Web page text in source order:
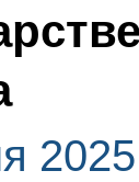
2025